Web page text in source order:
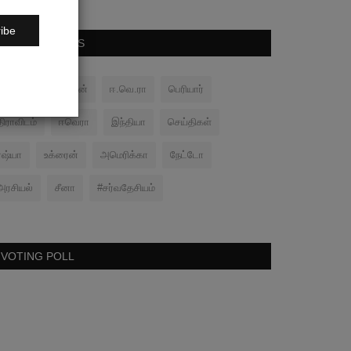
POPULAR TAGS
சமரன் ஈ.வெ.ரா பெரியார்
ஈவெரா இந்தியா செய்திகள்
உக்ரைன் அமெரிக்கா நேட்டோ
சீனா #சர்வதேசியம்
VOTING POLL